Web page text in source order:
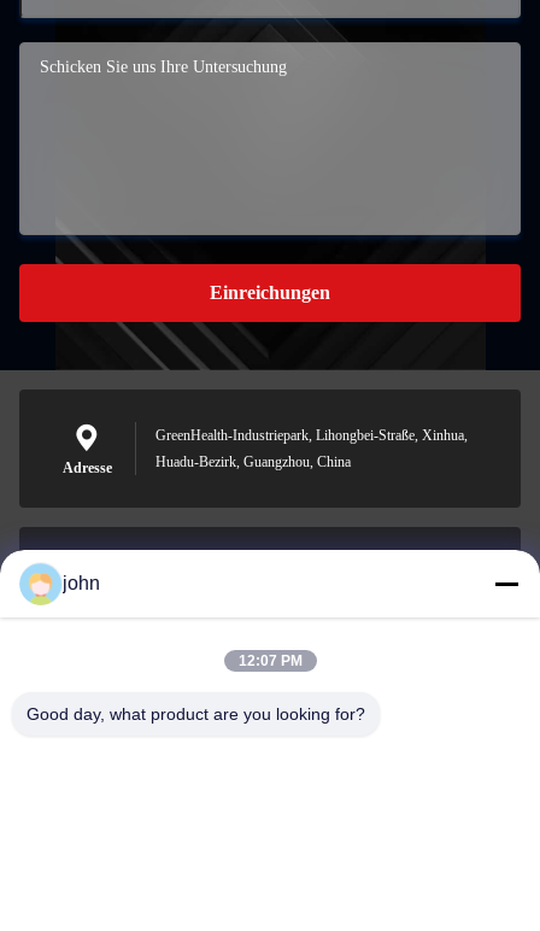
Einreichungen
Adresse
GreenHealth-Industriepark, Lihongbei-Straße, Xinhua,
Huadu-Bezirk, Guangzhou, China
0086-153-7406-6785
john
12:07 PM
Good day, what product are you looking for?